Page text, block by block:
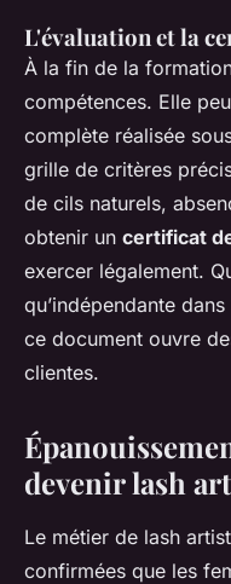
L'évaluation et la
À la fin de la
compétences. Elle
complète réalisée
grille de critères
de cils naturels,
obtenir un certificat
exercer légalement.
qu’indépendante
ce document ouvre
clientes.
devenir lash
Le métier de lash
confirmées que les